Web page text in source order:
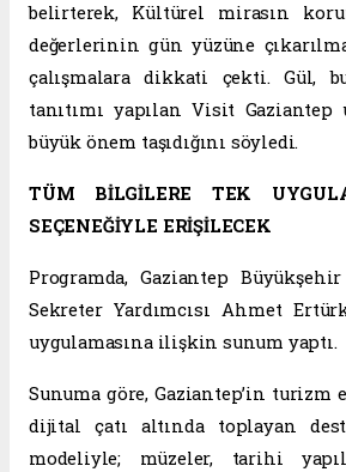
belirterek, Kültürel mirasın
değerlerinin gün yüzüne
çalışmalara dikkati çekti. Gül,
tanıtımı yapılan Visit Gaziantep
büyük önem taşıdığını söyledi.
TÜM BİLGİLERE TEK
SEÇENEĞİYLE ERİŞİLECEK
Programda, Gaziantep
Sekreter Yardımcısı Ahmet
uygulamasına ilişkin sunum yaptı.
Sunuma göre, Gaziantep’in
dijital çatı altında toplayan
modeliyle; müzeler, tarihi